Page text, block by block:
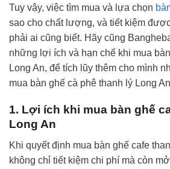
Tuy vậy, việc tìm mua và lựa chọn
sao cho chất lượng, và tiết kiệm
phải ai cũng biết. Hãy cũng
những lợi ích và hạn chế khi mua
Long An, để tích lũy thêm cho mình
mua bàn ghế cà phê thanh lý Long
1. Lợi ích khi mua bàn ghế
Long An
Khi quyết định mua bàn ghế cafe
không chỉ tiết kiệm chi phí mà còn